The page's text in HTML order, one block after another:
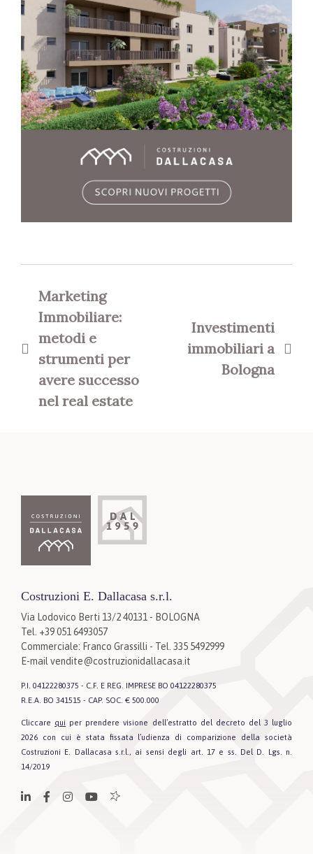
articoli
Marketing
Immobiliare:
metodi e
strumenti per
avere successo
nel real estate
Investimenti
immobiliari a
Bologna
Costruzioni E. Dallacasa s.r.l.
Via Lodovico Berti 13/2 40131 - BOLOGNA
Tel. +39 051 6493057
Commerciale: Franco Grassilli - Tel. 335 5492999
E-mail vendite@costruzionidallacasa.it
P.I. 04122280375 - C.F. E REG. IMPRESE BO 04122280375
R.E.A. BO 341515 - CAP. SOC. € 500.000
Cliccare qui per prendere visione dell’estratto del decreto del 3 luglio
2026 con cui è stata fissata l’udienza di comparizione della società
Costruzioni E. Dallacasa s.r.l., ai sensi degli art. 17 e ss. Del D. Lgs. n.
14/2019